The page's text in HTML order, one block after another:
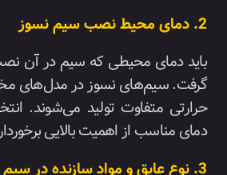
2. دمای محیط نصب سیم نسوز
باید دمای محیطی که سیم در آن
گرفت. سیم‌های نسوز در مدل‌های
حرارتی متفاوت تولید می‌شوند.
دمای مناسب از اهمیت بالایی
3. نوع عایق و مواد سازنده در سیم های نسوز